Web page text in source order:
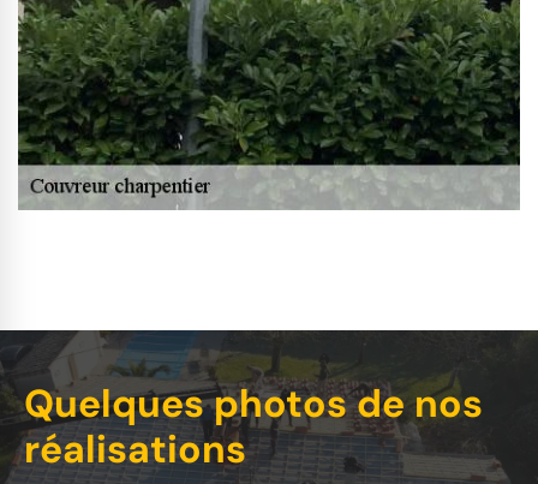
Quelques photos de nos
réalisations